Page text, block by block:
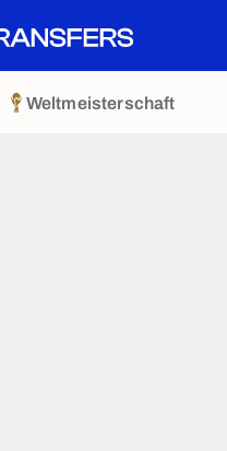
Weltmeisterschaft